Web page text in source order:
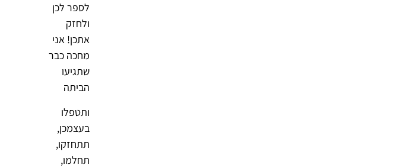
לספר לכן
ולחזק
אתכן! אני
מחכה כבר
שתגיעו
הביתה
ותטפלו
בעצמכן,
תתחזקו,
תחלמו,